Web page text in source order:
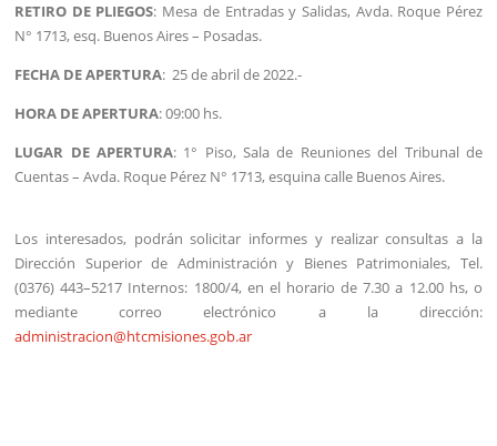
RETIRO DE PLIEGOS: Mesa de Entradas y Salidas, Avda. Roque Pérez
N° 1713, esq. Buenos Aires – Posadas.
FECHA DE APERTURA: 25 de abril de 2022.-
HORA DE APERTURA: 09:00 hs.
LUGAR DE APERTURA: 1° Piso, Sala de Reuniones del Tribunal de
Cuentas – Avda. Roque Pérez N° 1713, esquina calle Buenos Aires.
Los interesados, podrán solicitar informes y realizar consultas a la
Dirección Superior de Administración y Bienes Patrimoniales, Tel.
(0376) 443–5217 Internos: 1800/4, en el horario de 7.30 a 12.00 hs, o
mediante correo electrónico a la dirección:
administracion@htcmisiones.gob.ar